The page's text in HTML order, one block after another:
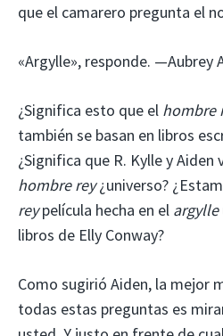
que el camarero pregunta el
«Argylle», responde. —Aubrey
¿Significa esto que el hombre
también se basan en libros
¿Significa que R. Kylle y
hombre rey¿universo?
reypelícula hecha en el argylle
libros de Elly Conway?
Como sugirió Aiden, la mejor
todas estas preguntas es